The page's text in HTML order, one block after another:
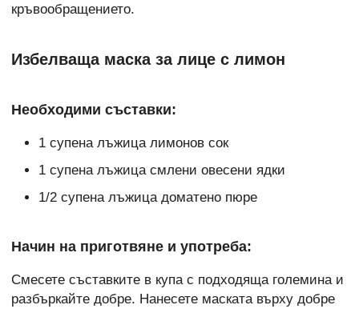
кръвообращението.
Избелваща маска за лице с лимон
Необходими съставки:
1 супена лъжица лимонов сок
1 супена лъжица смлени овесени ядки
1/2 супена лъжица доматено пюре
Начин на приготвяне и употреба:
Смесете съставките в купа с подходяща големина и
разбъркайте добре. Нанесете маската върху добре